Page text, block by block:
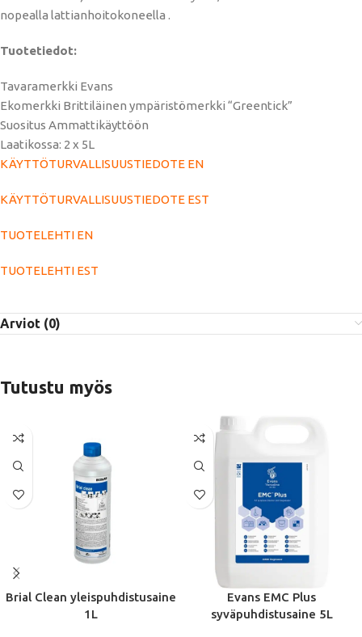
nopealla lattianhoitokoneella .
Tuotetiedot:
Tavaramerkki Evans
Ekomerkki Brittiläinen ympäristömerkki “Greentick”
Suositus Ammattikäyttöön
Laatikossa: 2 x 5L
KÄYTTÖTURVALLISUUSTIEDOTE EN
KÄYTTÖTURVALLISUUSTIEDOTE EST
TUOTELEHTI EN
TUOTELEHTI EST
Arviot (0)
Tutustu myös
Brial Clean yleispuhdistusaine
1L
Evans EMC Plus
syväpuhdistusaine 5L